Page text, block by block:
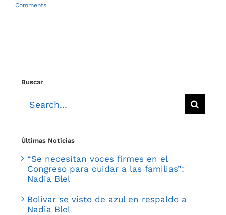
Comments
Buscar
for:
Últimas Noticias
“Se necesitan voces firmes en el
Congreso para cuidar a las familias”:
Nadia Blel
Bolívar se viste de azul en respaldo a
Nadia Blel